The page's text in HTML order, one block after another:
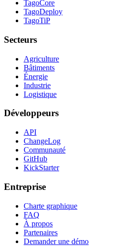
TagoCore
TagoDeploy
TagoTiP
Secteurs
Agriculture
Bâtiments
Énergie
Industrie
Logistique
Développeurs
API
ChangeLog
Communauté
GitHub
KickStarter
Entreprise
Charte graphique
FAQ
À propos
Partenaires
Demander une démo